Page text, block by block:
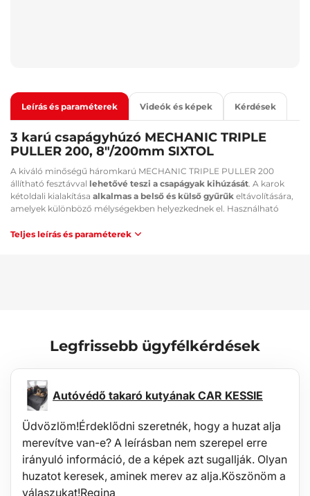
Leírás és paraméterek Videók és képek Kérdések
3 karú csapágyhúzó MECHANIC TRIPLE
PULLER 200, 8"/200mm SIXTOL
A kiváló minőségű háromkarú MECHANIC TRIPLE PULLER 200
állítható fesztávval lehetővé teszi a csapágyak kihúzását . A karok
kétoldali kialakítása alkalmas a belső és külső gyűrűk eltávolítására,
amelyek különböző mélységekben helyezkednek el. Használható
biztosítja a hosszú élettartamot.
Féktárcsák kihúzása
Fogaskerekek kihúzása
Rotorok kihúzása
A csomag tartalma:
1x kihúzó
Műszaki adatok
Csomag méretei: 24 x 9 x 4,5 cm
Munkatartomány: 200mm
Csavar hossza: 22 cm
Anyag: acél
Teljes leírás és paraméterek
Legfrissebb ügyfélkérdések
Autóvédő takaró kutyának CAR KESSIE
Üdvözlöm!Érdeklődni szeretnék, hogy a huzat alja
merevítve van-e? A leírásban nem szerepel erre
irányuló információ, de a képek azt sugallják. Olyan
huzatot keresek, aminek merev az alja.Köszönöm a
válaszukat!Regina